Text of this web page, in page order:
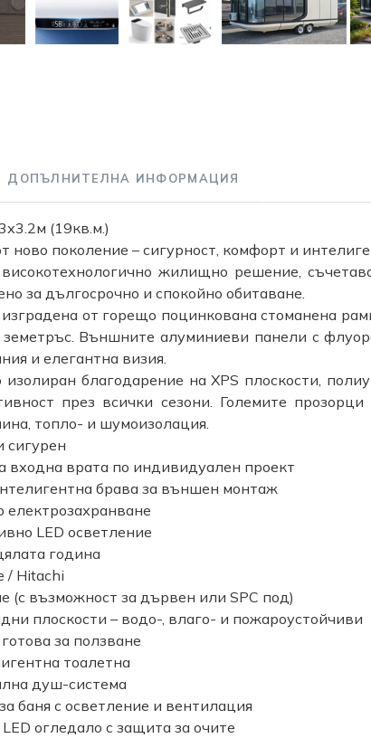
ДОПЪЛНИТЕЛНА ИНФОРМАЦИЯ
(19кв.м.)
ново поколение – сигурност, комфорт и
жилищно решение,
за дългосрочно и спокойно обитаване.
от горещо поцинкована стоманена
земетръс. Външните алуминиеви панели с
и елегантна визия.
благодарение на XPS плоскости,
през всички сезони. Големите
топло- и шумоизолация.
сигурен
входна врата по индивидуален проект
брава за външен монтаж
електрозахранване
LED осветление
година
/ Hitachi
(с възможност за дървен или SPC под)
плоскости – водо-, влаго- и пожароустойчиви
за ползване
тоалетна
душ-система
баня с осветление и вентилация
огледало с защита за очите